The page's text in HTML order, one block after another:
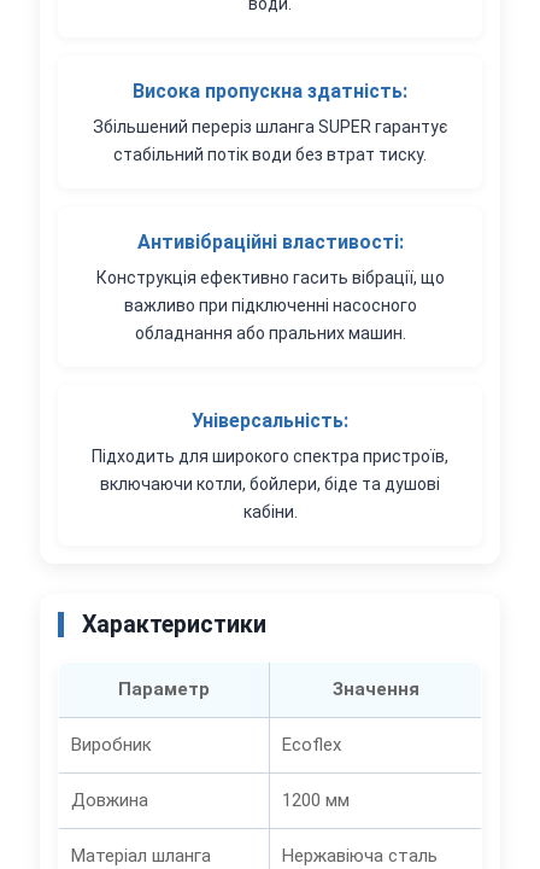
води.
Висока пропускна здатність:
Збільшений переріз шланга SUPER гарантує
стабільний потік води без втрат тиску.
Антивібраційні властивості:
Конструкція ефективно гасить вібрації, що
важливо при підключенні насосного
обладнання або пральних машин.
Універсальність:
Підходить для широкого спектра пристроїв,
включаючи котли, бойлери, біде та душові
кабіни.
Характеристики
Параметр Значення
Виробник Ecoflex
Довжина 1200 мм
Матеріал шланга Нержавіюча сталь